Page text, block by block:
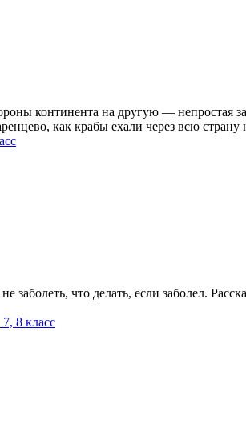
континента на другую — непростая
как крабы ехали через всю
заболеть, что делать, если заболел.
7, 8 класс